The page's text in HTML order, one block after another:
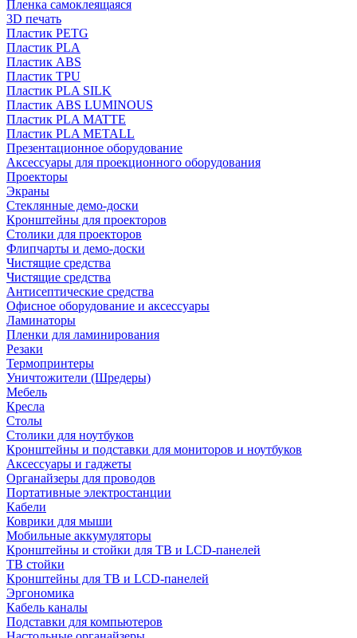
Пленка самоклеящаяся
3D печать
Пластик PETG
Пластик PLA
Пластик ABS
Пластик TPU
Пластик PLA SILK
Пластик ABS LUMINOUS
Пластик PLA MATTE
Пластик PLA METALL
Презентационное оборудование
Аксессуары для проекционного оборудования
Проекторы
Экраны
Стеклянные демо-доски
Кронштейны для проекторов
Столики для проекторов
Флипчарты и демо-доски
Чистящие средства
Чистящие средства
Антисептические средства
Офисное оборудование и аксессуары
Ламинаторы
Пленки для ламинирования
Резаки
Термопринтеры
Уничтожители (Шредеры)
Мебель
Кресла
Столы
Столики для ноутбуков
Кронштейны и подставки для мониторов и ноутбуков
Аксессуары и гаджеты
Органайзеры для проводов
Портативные электростанции
Кабели
Коврики для мыши
Мобильные аккумуляторы
Кронштейны и стойки для ТВ и LCD-панелей
ТВ стойки
Кронштейны для ТВ и LCD-панелей
Эргономика
Кабель каналы
Подставки для компьютеров